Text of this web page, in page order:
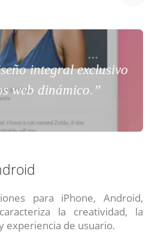
integral exclusivo
web dinámico.”
para iPhone, Android,
la creatividad, la
experiencia de usuario.